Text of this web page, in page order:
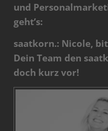
und
geht’s:
saatkorn.: Nicole,
Dein Team den
doch kurz vor!